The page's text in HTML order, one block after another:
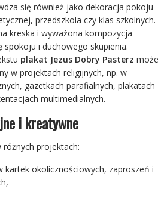
się również jako dekoracja pokoju
przedszkola czy klas szkolnych.
kreska i wyważona kompozycja
i duchowego skupienia.
plakat Jezus Dobry Pasterz może
w projektach religijnych, np. w
gazetkach parafialnych, plakatach
multimedialnych.
i kreatywne
projektach:
kartek okolicznościowych, zaproszeń i